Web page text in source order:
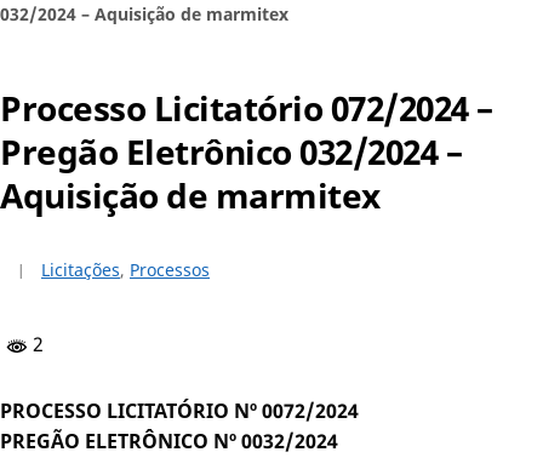
032/2024 – Aquisição de marmitex
Processo Licitatório 072/2024 –
Pregão Eletrônico 032/2024 –
Aquisição de marmitex
Licitações, Processos
2
PROCESSO LICITATÓRIO Nº 0072/2024
PREGÃO ELETRÔNICO Nº 0032/2024